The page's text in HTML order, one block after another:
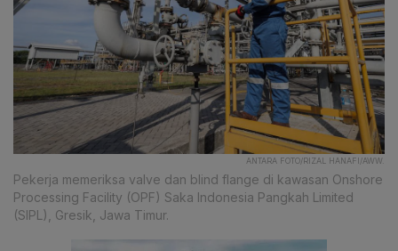
ANTARA FOTO/RIZAL HANAFI/AWW.
Pekerja memeriksa valve dan blind flange di kawasan Onshore
Processing Facility (OPF) Saka Indonesia Pangkah Limited
(SIPL), Gresik, Jawa Timur.